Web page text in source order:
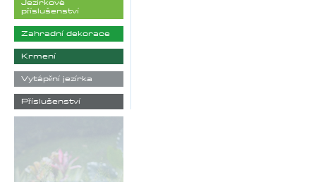
Jezírkové
příslušenství
Zahradní dekorace
Krmení
Vytápění jezírka
Příslušenství